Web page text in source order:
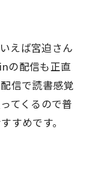
えば宮迫さん
の配信も正直
信で読書感覚
てくるので普
すめです。